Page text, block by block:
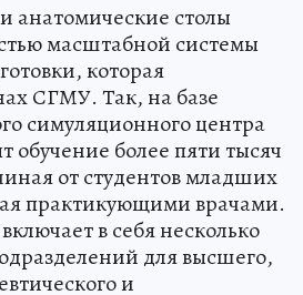
анатомические столы
масштабной системы
которая
СГМУ. Так, на базе
симуляционного центра
обучение более пяти тысяч
от студентов младших
практикующими врачами.
в себя несколько
для высшего,
и